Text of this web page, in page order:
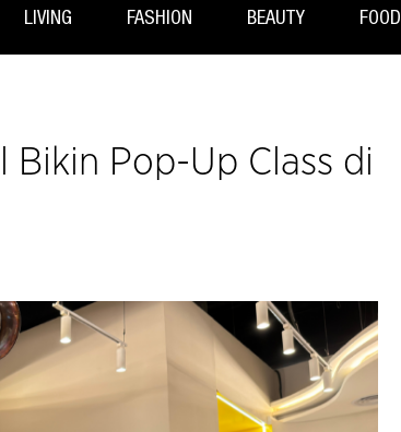
LIVING FASHION BEAUTY FOOD
Bikin Pop-Up Class di